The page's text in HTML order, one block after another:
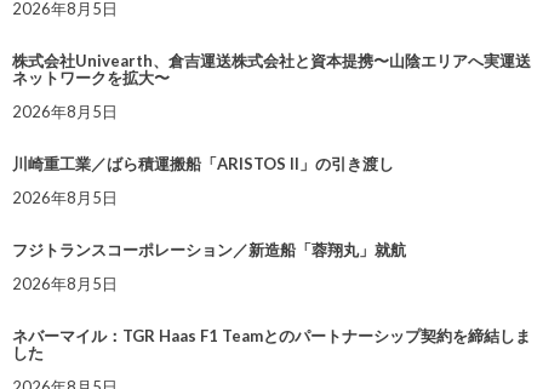
2026年8月5日
株式会社Univearth、倉吉運送株式会社と資本提携〜山陰エリアへ実運送
ネットワークを拡大〜
2026年8月5日
川崎重工業／ばら積運搬船「ARISTOS II」の引き渡し
2026年8月5日
フジトランスコーポレーション／新造船「蓉翔丸」就航
2026年8月5日
ネバーマイル：TGR Haas F1 Teamとのパートナーシップ契約を締結しま
した